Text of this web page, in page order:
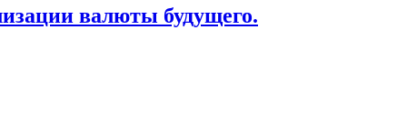
валюты будущего.